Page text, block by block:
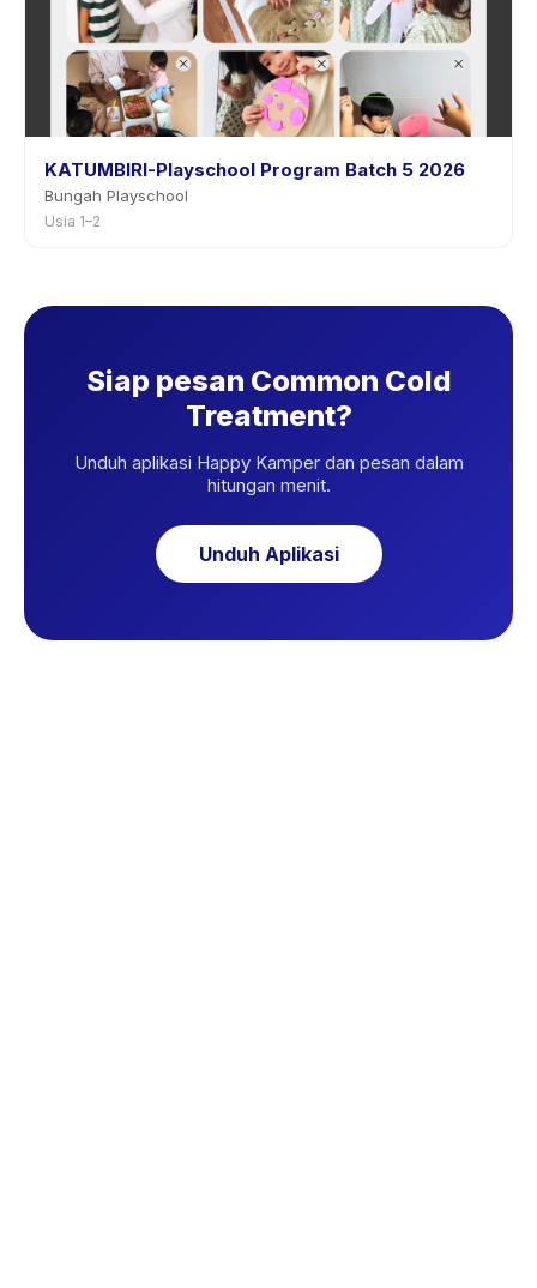
KATUMBIRI-Playschool Program Batch 5 2026
Bungah Playschool
Usia 1–2
Siap pesan Common Cold
Treatment?
Unduh aplikasi Happy Kamper dan pesan dalam
hitungan menit.
Unduh Aplikasi